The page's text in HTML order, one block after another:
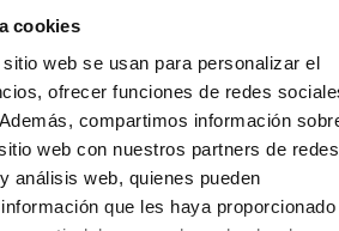
cookies
web se usan para personalizar el
ofrecer funciones de redes
compartimos información
web con nuestros partners de redes
análisis web, quienes pueden
que les haya proporcionado